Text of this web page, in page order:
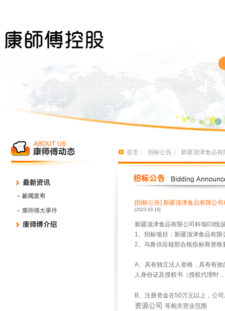
首页 〉 招标公告 〉 新疆顶津食品
[招标公告] 新疆顶津食品有限公
[2023-03-16]
新疆顶津食品有限公司科瑞03线
1、招标项目：新疆顶津食品有
2、乌鲁供应链部合格投标商资格
A、具有独立法人资格，具有有
人身份证及授权书（授权代理时
B、注册资金在50万元以上，公
资源公司 等相关营业范围